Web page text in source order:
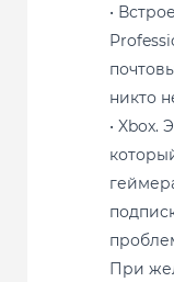
•
никто
• Xbox.
При